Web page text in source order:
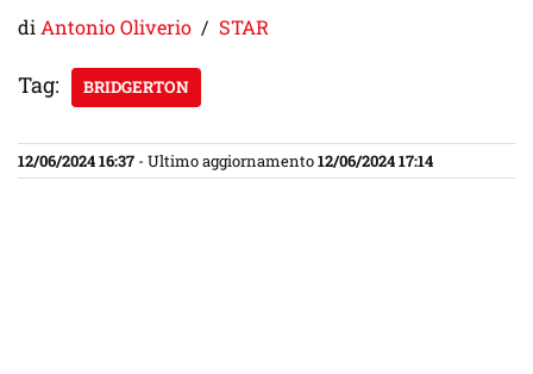
di Antonio Oliverio STAR
Tag: BRIDGERTON
12/06/2024 16:37 - Ultimo aggiornamento12/06/2024 17:14